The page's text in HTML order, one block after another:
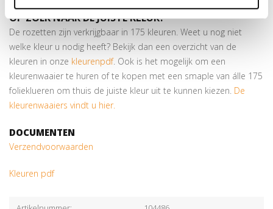
OP ZOEK NAAR DE JUISTE KLEUR?
De rozetten zijn verkrijgbaar in 175 kleuren. Weet u nog niet
welke kleur u nodig heeft? Bekijk dan een overzicht van de
kleuren in onze kleurenpdf. Ook is het mogelijk om een
kleurenwaaier te huren of te kopen met een smaple van álle 175
folieklueren om thuis de juiste kleur uit te kunnen kiezen. De
kleurenwaaiers vindt u hier.
DOCUMENTEN
Verzendvoorwaarden
Kleuren pdf